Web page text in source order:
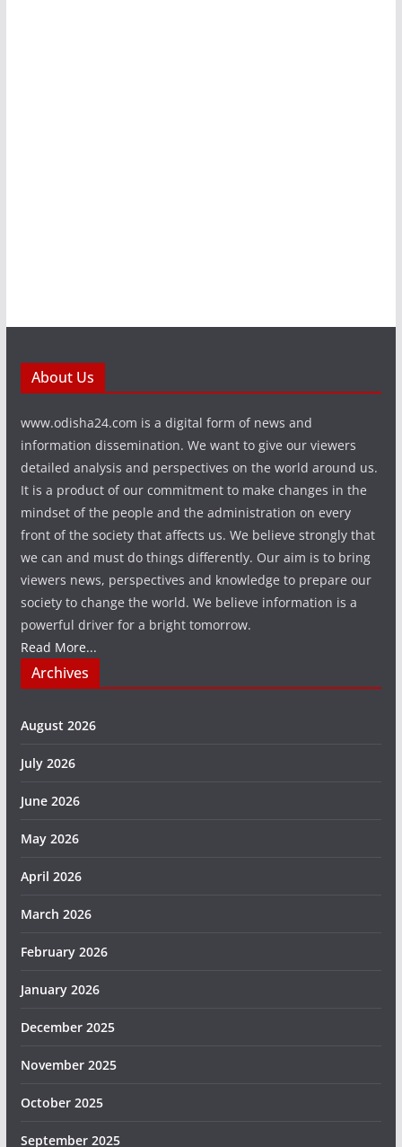
About Us
www.odisha24.com is a digital form of news and
information dissemination. We want to give our viewers
detailed analysis and perspectives on the world around us.
It is a product of our commitment to make changes in the
mindset of the people and the administration on every
front of the society that affects us. We believe strongly that
we can and must do things differently. Our aim is to bring
viewers news, perspectives and knowledge to prepare our
society to change the world. We believe information is a
powerful driver for a bright tomorrow.
Read More...
Archives
August 2026
July 2026
June 2026
May 2026
April 2026
March 2026
February 2026
January 2026
December 2025
November 2025
October 2025
September 2025